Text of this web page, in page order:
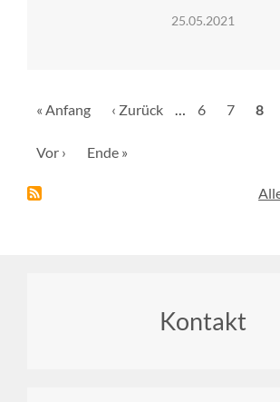
25.05.2021
Erste
« Anfang
Vorherige
‹ Zurück … Seite
6 Seite
7 8
Nächste
Vor ›
Letzte
Ende »
Kontakt